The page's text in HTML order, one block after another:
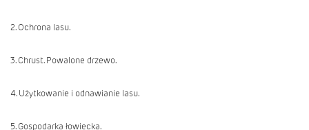
2. Ochrona lasu.
3. Chrust. Powalone drzewo.
4. Użytkowanie i odnawianie lasu.
5. Gospodarka łowiecka.